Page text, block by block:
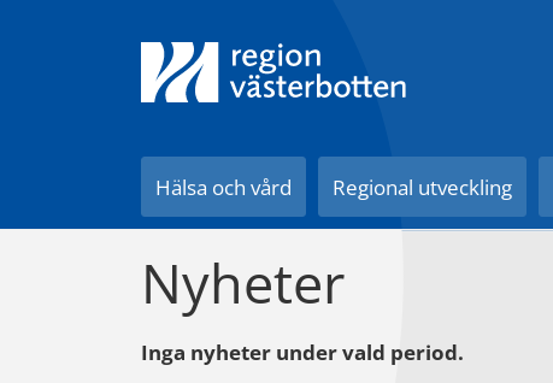
Hälsa och vård Regional utveckling
Nyheter
Inga nyheter under vald period.